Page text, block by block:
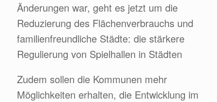
Änderungen war, geht es jetzt um die
Reduzierung des Flächenverbrauchs und
familienfreundliche Städte: die stärkere
Regulierung von Spielhallen in Städten
Zudem sollen die Kommunen mehr
Möglichkeiten erhalten, die Entwicklung im